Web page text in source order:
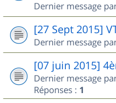
Dernier message
[27 Sept 2015]
Dernier message
[07 juin 2015]
Dernier message
Réponses : 1